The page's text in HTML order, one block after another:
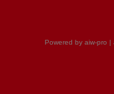
Powered by aiw-pro |